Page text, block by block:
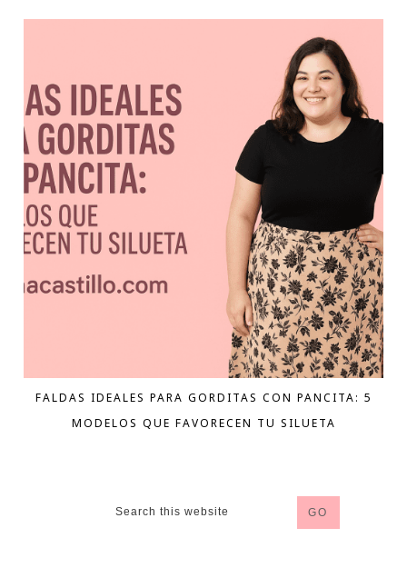
FALDAS IDEALES PARA GORDITAS CON PANCITA: 5
MODELOS QUE FAVORECEN TU SILUETA